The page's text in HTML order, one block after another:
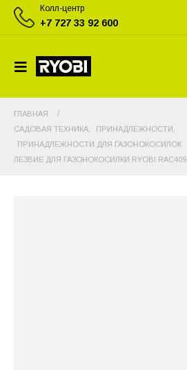
Колл-центр
+7 727 33 92 600
ГЛАВНАЯ
САДОВАЯ ТЕХНИКА
ПРИНАДЛЕЖНОСТИ
ПРИНАДЛЕЖНОСТИ ДЛЯ ГАЗОНОКОСИЛОК
ЛЕЗВИЕ ДЛЯ ГАЗОНОКОСИЛКИ RYOBI RAC409